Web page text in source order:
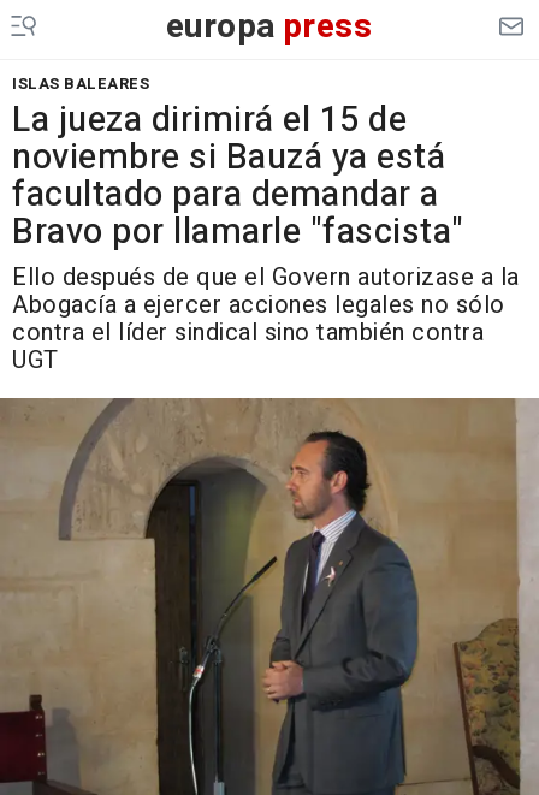
europa press
ISLAS BALEARES
La jueza dirimirá el 15 de
noviembre si Bauzá ya está
facultado para demandar a
Bravo por llamarle "fascista"
Ello después de que el Govern autorizase a la
Abogacía a ejercer acciones legales no sólo
contra el líder sindical sino también contra
UGT